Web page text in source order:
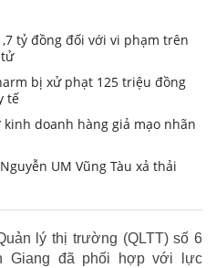
tỷ đồng đối với vi phạm trên
bị xử phạt 125 triệu đồng
tế
doanh hàng giả mạo nhãn
UM Vũng Tàu xả thải
lý thị trường (QLTT) số 6
Giang đã phối hợp với lực